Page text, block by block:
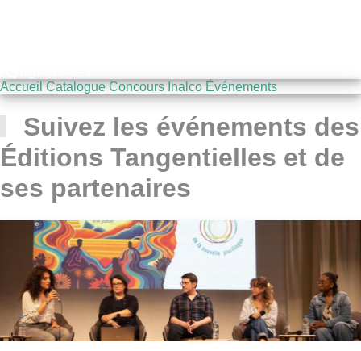
Accueil Catalogue Concours Inalco Événements
Suivez les événements des
Éditions Tangentielles et de
ses partenaires